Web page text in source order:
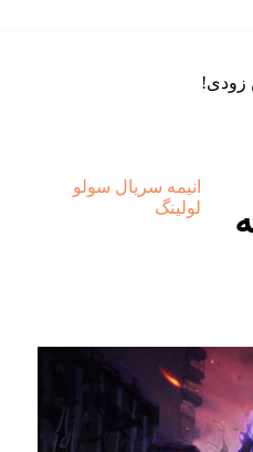
زودی!
انیمه سریال سولو
لولینگ